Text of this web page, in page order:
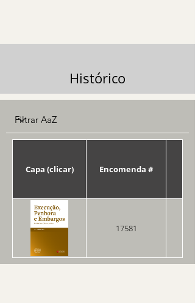
Histórico
Capa (clicar) Encomenda #
17581